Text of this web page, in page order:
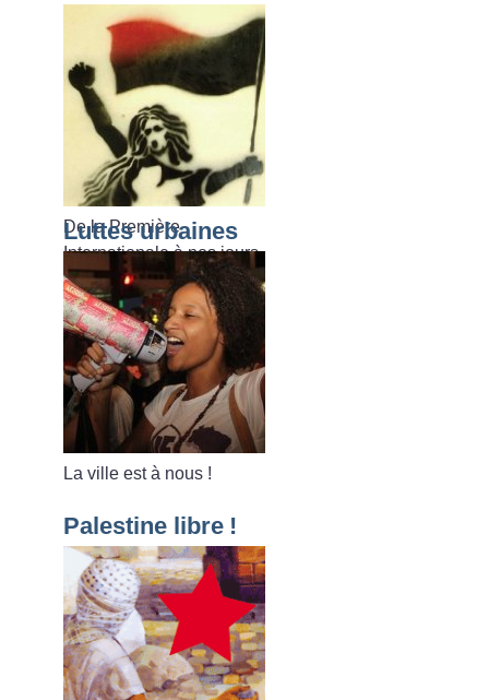
De la Première
Internationale à nos jours.
Luttes urbaines
La ville est à nous !
Palestine libre !